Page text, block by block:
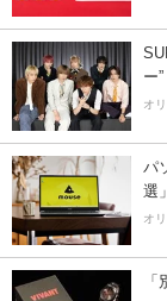
ー”
オ
パ
選」
オ